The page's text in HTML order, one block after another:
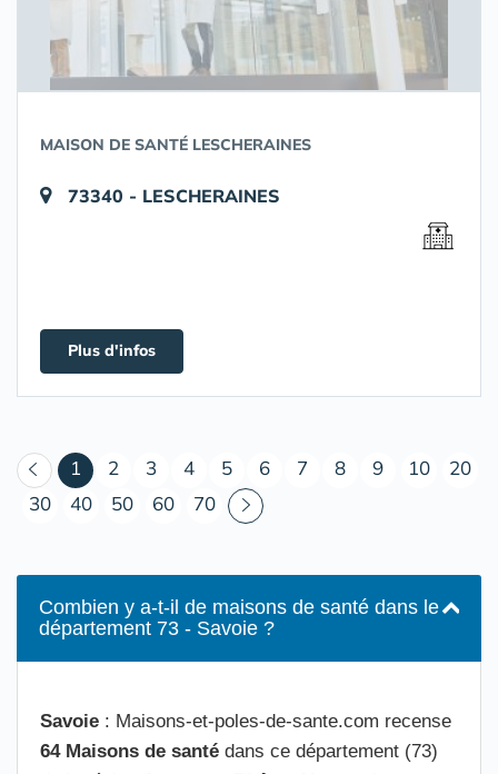
MAISON DE SANTÉ LESCHERAINES
73340 - LESCHERAINES
Plus d'infos
1 (courant)
2 3 4 5 6 7 8 9 10
20
30
40 50 60 70
Combien y a-t-il de maisons de santé dans le
département 73 - Savoie ?
Savoie : Maisons-et-poles-de-sante.com recense
64 Maisons de santé dans ce département (73)